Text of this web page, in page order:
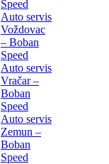
Speed
Auto servis
Voždovac
– Boban
Speed
Auto servis
Vračar –
Boban
Speed
Auto servis
Zemun –
Boban
Speed